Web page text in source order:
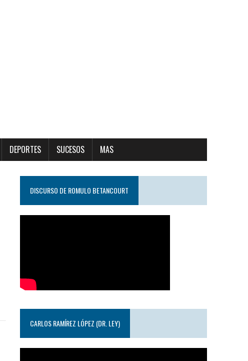
DEPORTES SUCESOS MAS
DISCURSO DE ROMULO BETANCOURT
CARLOS RAMÍREZ LÓPEZ (DR. LEY)